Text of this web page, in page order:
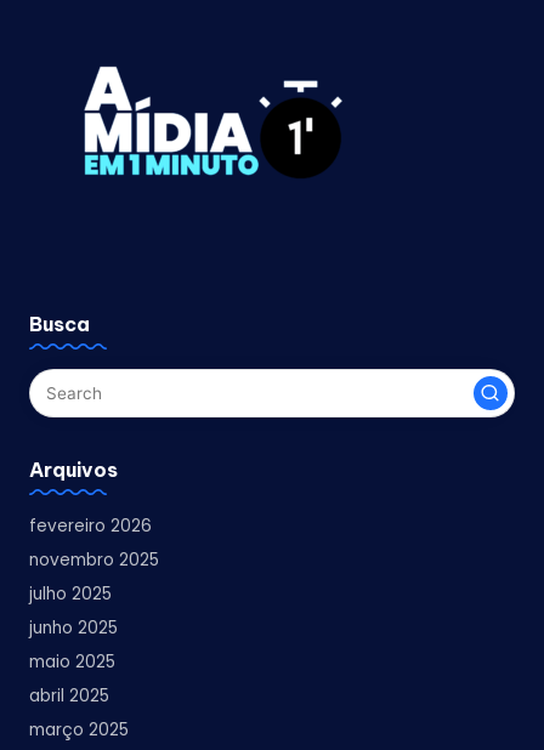
Busca
Arquivos
fevereiro 2026
novembro 2025
julho 2025
junho 2025
maio 2025
abril 2025
março 2025